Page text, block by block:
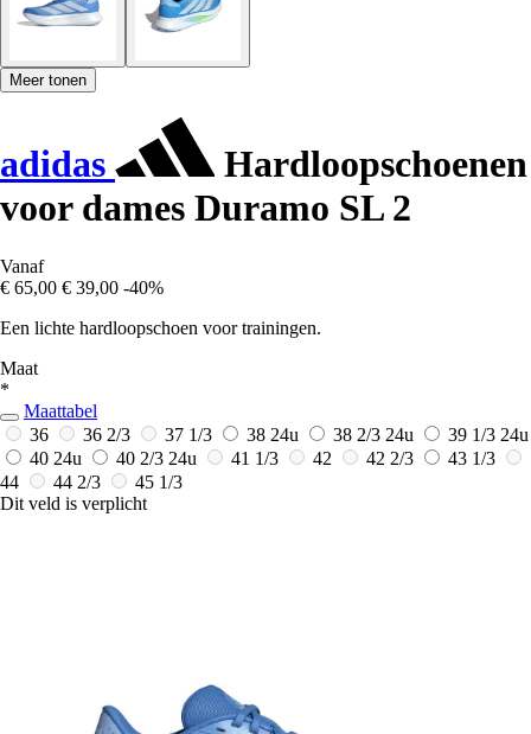
Meer tonen
adidas
Hardloopschoenen
voor dames Duramo SL 2
Vanaf
€ 65,00 € 39,00 -40%
Een lichte hardloopschoen voor trainingen.
Maat
*
Maattabel
36
36 2/3 37 1/3 38 24u 38 2/3 24u 39 1/3 24u
40 24u 40 2/3 24u 41 1/3 42 42 2/3
43 1/3
44
44 2/3
45 1/3
Dit veld is verplicht